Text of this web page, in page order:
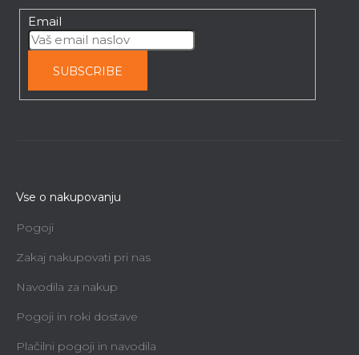
Email
SUBSCRIBE
Vse o nakupovanju
Pogoji
Zakaj nakupovati pri nas
Navodila za nakup
Pogoji in roki dostave
Plačilni pogoji in navodila